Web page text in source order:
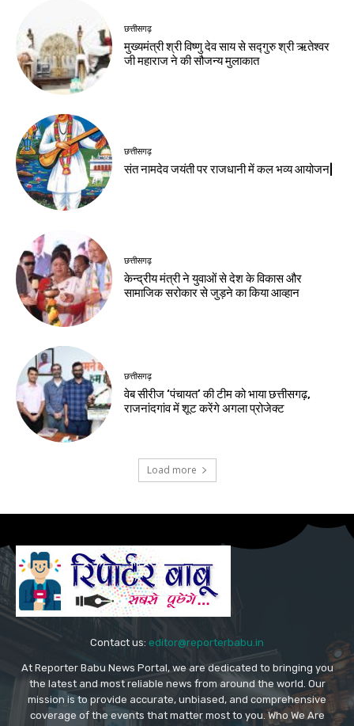
छत्तीसगढ़
मुख्यमंत्री श्री विष्णु देव साय से सद्गुरु श्री ऋतेश्वर
जी महाराज ने की सौजन्य मुलाकात
छत्तीसगढ़
संत नामदेव जयंती पर राजधानी में कल भव्य आयोजन|
छत्तीसगढ़
केन्द्रीय मंत्री ने युवाओं से देश के विकास और
सामाजिक सरोकार से जुड़ने का किया आव्हान
छत्तीसगढ़
वेब सीरीज ‘पंचायत’ की टीम को भाया छत्तीसगढ़,
राजनांदगांव में शूट करेंगे अगला प्रोजेक्ट
Load more
Contact us: editor@reporterbabu.in
At Reporter Babu News Portal, we are dedicated to bringing you
the latest and most reliable news from around the world. Our
mission is to provide accurate, unbiased, and comprehensive
coverage of the events that matter most to you. Who We Are